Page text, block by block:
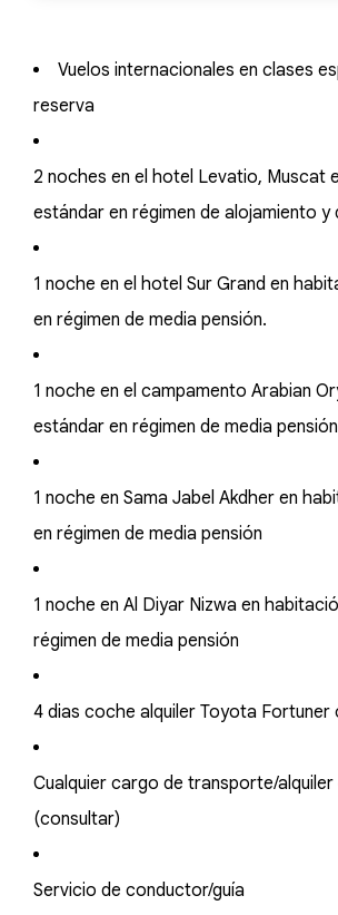
Vuelos internacionales en clases
reserva
2 noches en el hotel Levatio, Muscat
estándar en régimen de alojamiento y
1 noche en el hotel Sur Grand en
en régimen de media pensión.
1 noche en el campamento Arabian
estándar en régimen de media pensión
1 noche en Sama Jabel Akdher en
en régimen de media pensión
1 noche en Al Diyar Nizwa en
régimen de media pensión
4 dias coche alquiler Toyota Fortuner
Cualquier cargo de transporte/
(consultar)
Servicio de conductor/guía